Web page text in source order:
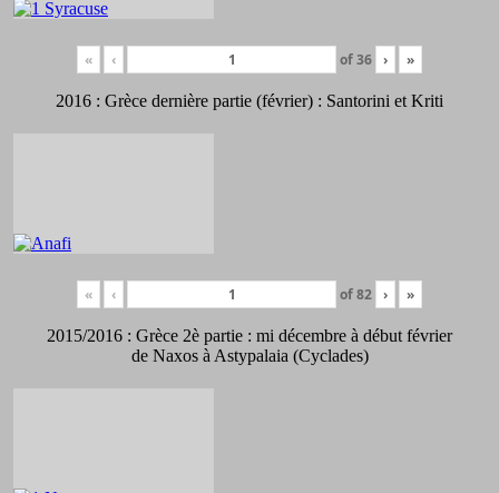
« ‹ of36 › »
2016 : Grèce dernière partie (février) : Santorini et Kriti
« ‹ of82 › »
2015/2016 : Grèce 2è partie : mi décembre à début février
de Naxos à Astypalaia (Cyclades)